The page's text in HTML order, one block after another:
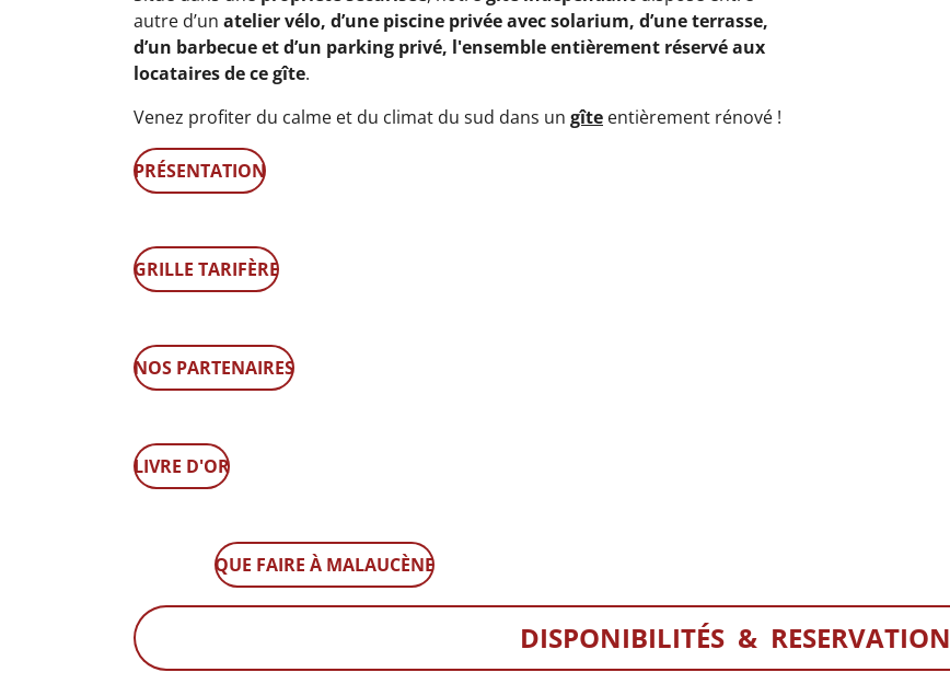
autre d’un atelier vélo, d’une piscine privée avec solarium, d’une terrasse,
d’un barbecue et d’un parking privé, l'ensemble entièrement réservé aux
locataires de ce gîte.
Venez profiter du calme et du climat du sud dans un gîte entièrement rénové !
PRÉSENTATION
GRILLE TARIFÈRE
NOS PARTENAIRES
LIVRE D'OR
QUE FAIRE À MALAUCÈNE
DISPONIBILITÉS & RESERVATION